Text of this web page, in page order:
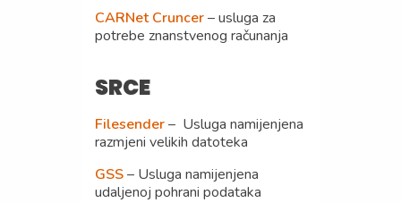
CARNet Cruncer– usluga za
potrebe znanstvenog računanja
SRCE
Filesender – Usluga namijenjena
razmjeni velikih datoteka
GSS – Usluga namijenjena
udaljenoj pohrani podataka